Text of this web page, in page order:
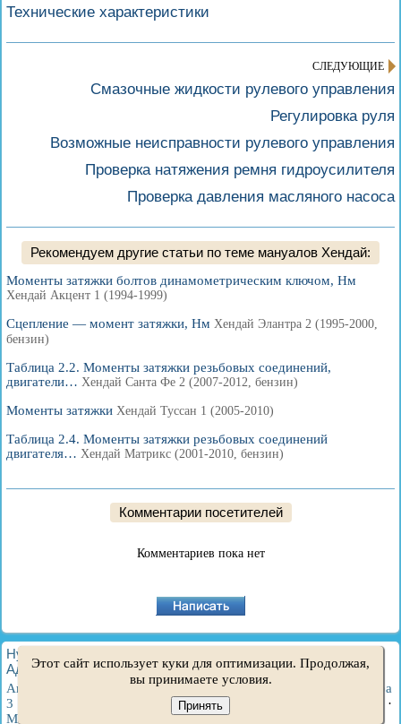
Технические характеристики
СЛЕДУЮЩИЕ
Смазочные жидкости рулевого управления
Регулировка руля
Возможные неисправности рулевого управления
Проверка натяжения ремня гидроусилителя
Проверка давления масляного насоса
Рекомендуем другие статьи по теме мануалов Хендай:
Моменты затяжки болтов динамометрическим ключом, Нм
Хендай Акцент 1 (1994-1999)
Сцепление — момент затяжки, Нм Хендай Элантра 2 (1995-2000,
бензин)
Таблица 2.2. Моменты затяжки резьбовых соединений,
двигатели… Хендай Санта Фе 2 (2007-2012, бензин)
Моменты затяжки Хендай Туссан 1 (2005-2010)
Таблица 2.4. Моменты затяжки резьбовых соединений
двигателя… Хендай Матрикс (2001-2010, бензин)
Комментарии посетителей
Комментариев пока нет
HyundaiBook.ru © 2018-2026
·
Администрация·Поиск по сайту·Владельцам Хендай
Акцент 1 ·Акцент 3·Элантра 1·
Элантра
3
Соната 4·Санта Фе 2
·
Матрикс
Этот сайт использует куки для оптимизации. Продолжая,
вы принимаете условия.
Принять